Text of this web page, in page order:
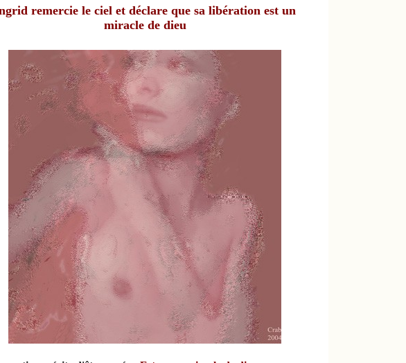
remercie le ciel et déclare que sa libération est un
miracle de dieu